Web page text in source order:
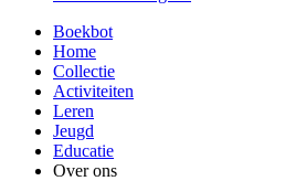
Boekbot
Home
Collectie
Activiteiten
Leren
Jeugd
Educatie
Over ons